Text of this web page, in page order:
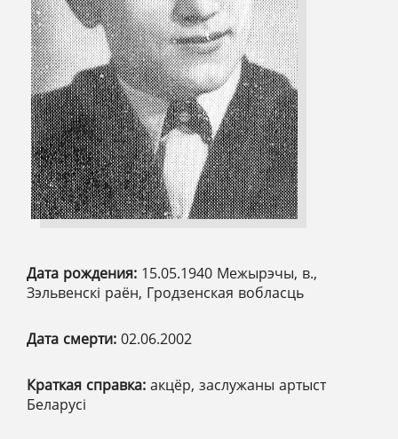
Дата рождения: 15.05.1940 Межырэчы, в.,
Зэльвенскі раён, Гродзенская вобласць
Дата смерти: 02.06.2002
Краткая справка: акцёр, заслужаны артыст
Беларусі